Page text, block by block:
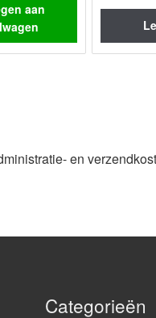
aan
en
Categorieën